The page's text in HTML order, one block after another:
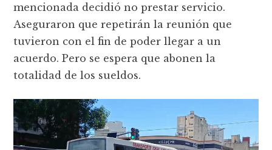
mencionada decidió no prestar servicio.
Aseguraron que repetirán la reunión que
tuvieron con el fin de poder llegar a un
acuerdo. Pero se espera que abonen la
totalidad de los sueldos.